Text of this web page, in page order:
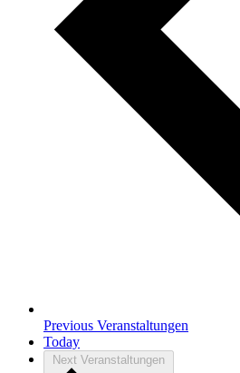
Previous Veranstaltungen
Today
Next Veranstaltungen